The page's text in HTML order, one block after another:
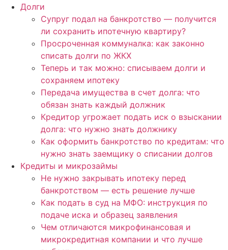
Долги
Супруг подал на банкротство — получится
ли сохранить ипотечную квартиру?
Просроченная коммуналка: как законно
списать долги по ЖКХ
Теперь и так можно: списываем долги и
сохраняем ипотеку
Передача имущества в счет долга: что
обязан знать каждый должник
Кредитор угрожает подать иск о взыскании
долга: что нужно знать должнику
Как оформить банкротство по кредитам: что
нужно знать заемщику о списании долгов
Кредиты и микрозаймы
Не нужно закрывать ипотеку перед
банкротством — есть решение лучше
Как подать в суд на МФО: инструкция по
подаче иска и образец заявления
Чем отличаются микрофинансовая и
микрокредитная компании и что лучше